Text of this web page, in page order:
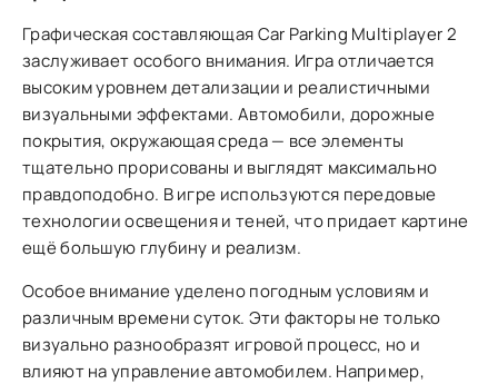
Графическая составляющая Car Parking Multiplayer 2
заслуживает особого внимания. Игра отличается
высоким уровнем детализации и реалистичными
визуальными эффектами. Автомобили, дорожные
покрытия, окружающая среда — все элементы
тщательно прорисованы и выглядят максимально
правдоподобно. В игре используются передовые
технологии освещения и теней, что придает картине
ещё большую глубину и реализм.
Особое внимание уделено погодным условиям и
различным времени суток. Эти факторы не только
визуально разнообразят игровой процесс, но и
влияют на управление автомобилем. Например,